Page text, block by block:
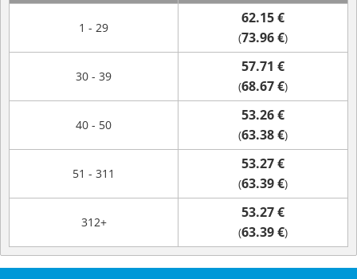
1 - 29
62.15 €
(73.96 €)
30 - 39
57.71 €
(68.67 €)
40 - 50
53.26 €
(63.38 €)
51 - 311
53.27 €
(63.39 €)
312+
53.27 €
(63.39 €)